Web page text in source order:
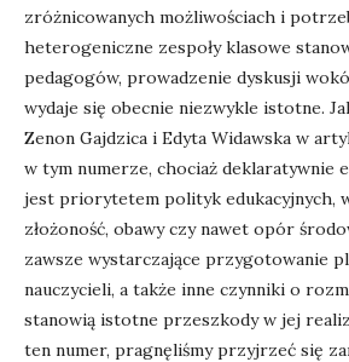
zróżnicowanych możliwościach i
heterogeniczne zespoły klasowe
pedagogów, prowadzenie dyskusji
wydaje się obecnie niezwykle istotne.
Zenon Gajdzica i Edyta Widawska w
w tym numerze, chociaż deklaratywnie
jest priorytetem polityk edukacyjnych,
złożoność, obawy czy nawet opór
zawsze wystarczające przygotowanie
nauczycieli, a także inne czynniki o
stanowią istotne przeszkody w jej
ten numer, pragnęliśmy przyjrzeć się